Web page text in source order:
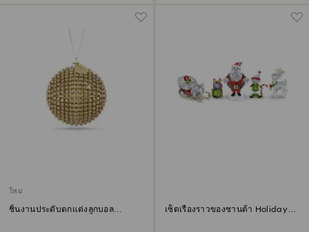
ใหม่
ชิ้นงานประดับตกแต่งลูกบอล
เซ็ตเรื่องราวของซานต้า Holiday